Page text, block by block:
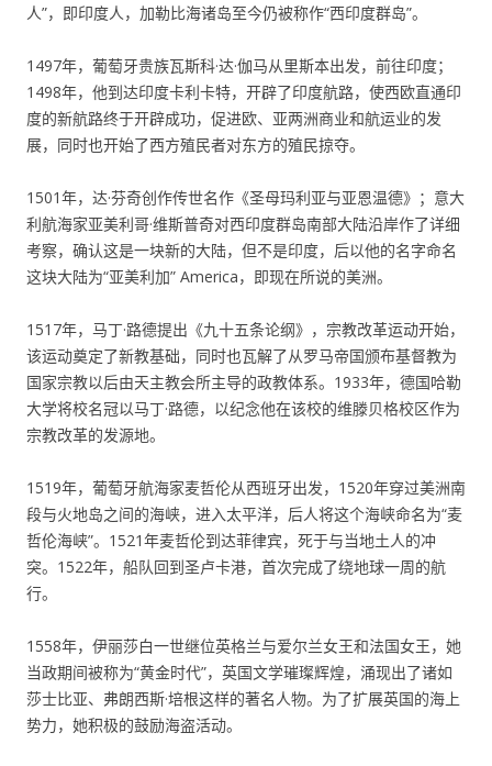
人”，即印度人，加勒比海诸岛至今仍被称作“西印度群岛”。
1497年，葡萄牙贵族瓦斯科·达·伽马从里斯本出发，前往印度；
1498年，他到达印度卡利卡特，开辟了印度航路，使西欧直通印
度的新航路终于开辟成功，促进欧、亚两洲商业和航运业的发
展，同时也开始了西方殖民者对东方的殖民掠夺。
1501年，达·芬奇创作传世名作《圣母玛利亚与亚恩温德》；意大
利航海家亚美利哥·维斯普奇对西印度群岛南部大陆沿岸作了详细
考察，确认这是一块新的大陆，但不是印度，后以他的名字命名
这块大陆为“亚美利加” America，即现在所说的美洲。
1517年，马丁·路德提出《九十五条论纲》，宗教改革运动开始，
该运动奠定了新教基础，同时也瓦解了从罗马帝国颁布基督教为
国家宗教以后由天主教会所主导的政教体系。1933年，德国哈勒
大学将校名冠以马丁·路德，以纪念他在该校的维滕贝格校区作为
宗教改革的发源地。
1519年，葡萄牙航海家麦哲伦从西班牙出发，1520年穿过美洲南
段与火地岛之间的海峡，进入太平洋，后人将这个海峡命名为“麦
哲伦海峡”。1521年麦哲伦到达菲律宾，死于与当地土人的冲
突。1522年，船队回到圣卢卡港，首次完成了绕地球一周的航
行。
1558年，伊丽莎白一世继位英格兰与爱尔兰女王和法国女王，她
当政期间被称为“黄金时代”，英国文学璀璨辉煌，涌现出了诸如
莎士比亚、弗朗西斯·培根这样的著名人物。为了扩展英国的海上
势力，她积极的鼓励海盗活动。